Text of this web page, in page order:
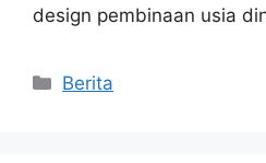
design pembinaan usia
Kategori
Berita